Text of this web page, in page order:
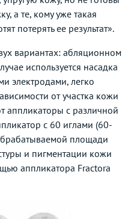
а те, кому уже такая
потерять ее результат».
вариантах: абляционном
используется насадка
электродами, легко
от участка кожи
с различной
с 60 иглами (60-
площади
и пигментации кожи
аппликатора Fractora